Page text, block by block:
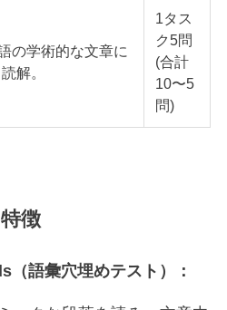
の学術的な文章に
解。
1タス
ク5問
(合計
10〜5
問)
徴
語彙穴埋めテスト）：